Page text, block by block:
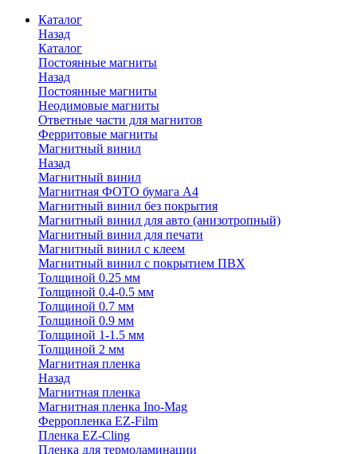
Каталог
Назад
Каталог
Постоянные магниты
Назад
Постоянные магниты
Неодимовые магниты
Ответные части для магнитов
Ферритовые магниты
Магнитный винил
Назад
Магнитный винил
Магнитная ФОТО бумага А4
Магнитный винил без покрытия
Магнитный винил для авто (анизотропный)
Магнитный винил для печати
Магнитный винил с клеем
Магнитный винил с покрытием ПВХ
Толщиной 0.25 мм
Толщиной 0.4-0.5 мм
Толщиной 0.7 мм
Толщиной 0.9 мм
Толщиной 1-1.5 мм
Толщиной 2 мм
Магнитная пленка
Назад
Магнитная пленка
Магнитная пленка Ino-Mag
Ферропленка EZ-Film
Пленка EZ-Cling
Пленка для термоламинации